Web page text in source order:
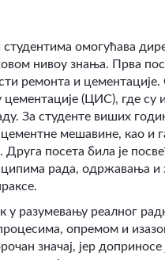
студентима омогућава
нивоу знања. Прва
ремонта и
(ЦИС), где су
За студенте виших
мешавине, као и
Друга посета била је
рада, одржавања и
у разумевању реалног
опремом и
значај, јер